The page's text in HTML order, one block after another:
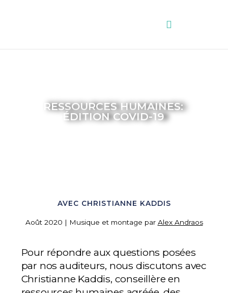
RESSOURCES HUMAINES:
ÉDITION COVID-19
AVEC CHRISTIANNE KADDIS
Août 2020 | Musique et montage par Alex Andraos
Pour répondre aux questions posées
par nos auditeurs, nous discutons avec
Christianne Kaddis, conseillère en